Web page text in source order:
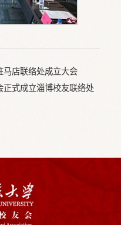
马店联络处成立大会
正式成立淄博校友联络处